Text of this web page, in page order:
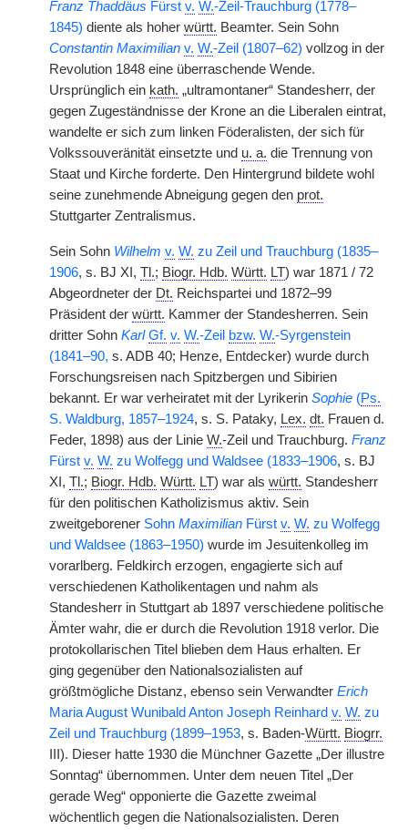
Franz Thaddäus Fürst v. W.-Zeil-Trauchburg (1778–
1845) diente als hoher württ. Beamter. Sein Sohn
Constantin Maximilian v. W.-Zeil (1807–62) vollzog in der
Revolution 1848 eine überraschende Wende.
Ursprünglich ein kath. „ultramontaner“ Standesherr, der
gegen Zugeständnisse der Krone an die Liberalen eintrat,
wandelte er sich zum linken Föderalisten, der sich für
Volkssouveränität einsetzte und u. a. die Trennung von
Staat und Kirche forderte. Den Hintergrund bildete wohl
seine zunehmende Abneigung gegen den prot.
Stuttgarter Zentralismus.
Sein Sohn Wilhelm v. W. zu Zeil und Trauchburg (1835–
1906, s. BJ XI, Tl.; Biogr. Hdb. Württ. LT) war 1871 / 72
Abgeordneter der Dt. Reichspartei und 1872–99
Präsident der württ. Kammer der Standesherren. Sein
dritter Sohn Karl Gf. v. W.-Zeil bzw. W.-Syrgenstein
(1841–90, s. ADB 40; Henze, Entdecker) wurde durch
Forschungsreisen nach Spitzbergen und Sibirien
bekannt. Er war verheiratet mit der Lyrikerin Sophie (Ps.
S. Waldburg, 1857–1924, s. S. Pataky, Lex. dt. Frauen d.
Feder, 1898) aus der Linie W.-Zeil und Trauchburg. Franz
Fürst v. W. zu Wolfegg und Waldsee (1833–1906, s. BJ
XI, Tl.; Biogr. Hdb. Württ. LT) war als württ. Standesherr
für den politischen Katholizismus aktiv. Sein
zweitgeborener Sohn Maximilian Fürst v. W. zu Wolfegg
und Waldsee (1863–1950) wurde im Jesuitenkolleg im
vorarlberg. Feldkirch erzogen, engagierte sich auf
verschiedenen Katholikentagen und nahm als
Standesherr in Stuttgart ab 1897 verschiedene politische
Ämter wahr, die er durch die Revolution 1918 verlor. Die
protokollarischen Titel blieben dem Haus erhalten. Er
ging gegenüber den Nationalsozialisten auf
größtmögliche Distanz, ebenso sein Verwandter Erich
Maria August Wunibald Anton Joseph Reinhard v. W. zu
Zeil und Trauchburg (1899–1953, s. Baden-Württ. Biogrr.
III). Dieser hatte 1930 die Münchner Gazette „Der illustre
Sonntag“ übernommen. Unter dem neuen Titel „Der
gerade Weg“ opponierte die Gazette zweimal
wöchentlich gegen die Nationalsozialisten. Deren